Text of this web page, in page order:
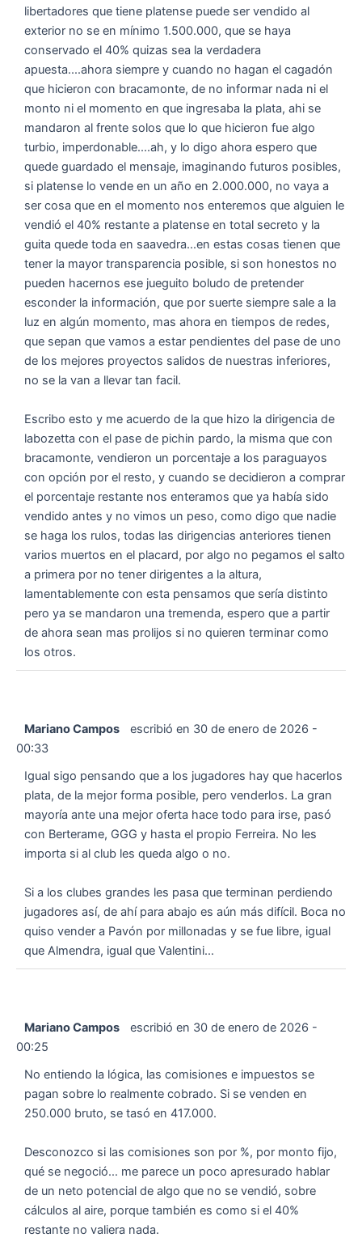
libertadores que tiene platense puede ser vendido al
exterior no se en mínimo 1.500.000, que se haya
conservado el 40% quizas sea la verdadera
apuesta....ahora siempre y cuando no hagan el cagadón
que hicieron con bracamonte, de no informar nada ni el
monto ni el momento en que ingresaba la plata, ahi se
mandaron al frente solos que lo que hicieron fue algo
turbio, imperdonable....ah, y lo digo ahora espero que
quede guardado el mensaje, imaginando futuros posibles,
si platense lo vende en un año en 2.000.000, no vaya a
ser cosa que en el momento nos enteremos que alguien le
vendió el 40% restante a platense en total secreto y la
guita quede toda en saavedra...en estas cosas tienen que
tener la mayor transparencia posible, si son honestos no
pueden hacernos ese jueguito boludo de pretender
esconder la información, que por suerte siempre sale a la
luz en algún momento, mas ahora en tiempos de redes,
que sepan que vamos a estar pendientes del pase de uno
de los mejores proyectos salidos de nuestras inferiores,
no se la van a llevar tan facil.
Escribo esto y me acuerdo de la que hizo la dirigencia de
labozetta con el pase de pichin pardo, la misma que con
bracamonte, vendieron un porcentaje a los paraguayos
con opción por el resto, y cuando se decidieron a comprar
el porcentaje restante nos enteramos que ya había sido
vendido antes y no vimos un peso, como digo que nadie
se haga los rulos, todas las dirigencias anteriores tienen
varios muertos en el placard, por algo no pegamos el salto
a primera por no tener dirigentes a la altura,
lamentablemente con esta pensamos que sería distinto
pero ya se mandaron una tremenda, espero que a partir
de ahora sean mas prolijos si no quieren terminar como
los otros.
Mariano Campos escribió en 30 de enero de 2026 -
00:33
Igual sigo pensando que a los jugadores hay que hacerlos
plata, de la mejor forma posible, pero venderlos. La gran
mayoría ante una mejor oferta hace todo para irse, pasó
con Berterame, GGG y hasta el propio Ferreira. No les
importa si al club les queda algo o no.
Si a los clubes grandes les pasa que terminan perdiendo
jugadores así, de ahí para abajo es aún más difícil. Boca no
quiso vender a Pavón por millonadas y se fue libre, igual
que Almendra, igual que Valentini…
Mariano Campos escribió en 30 de enero de 2026 -
00:25
No entiendo la lógica, las comisiones e impuestos se
pagan sobre lo realmente cobrado. Si se venden en
250.000 bruto, se tasó en 417.000.
Desconozco si las comisiones son por %, por monto fijo,
qué se negoció… me parece un poco apresurado hablar
de un neto potencial de algo que no se vendió, sobre
cálculos al aire, porque también es como si el 40%
restante no valiera nada.